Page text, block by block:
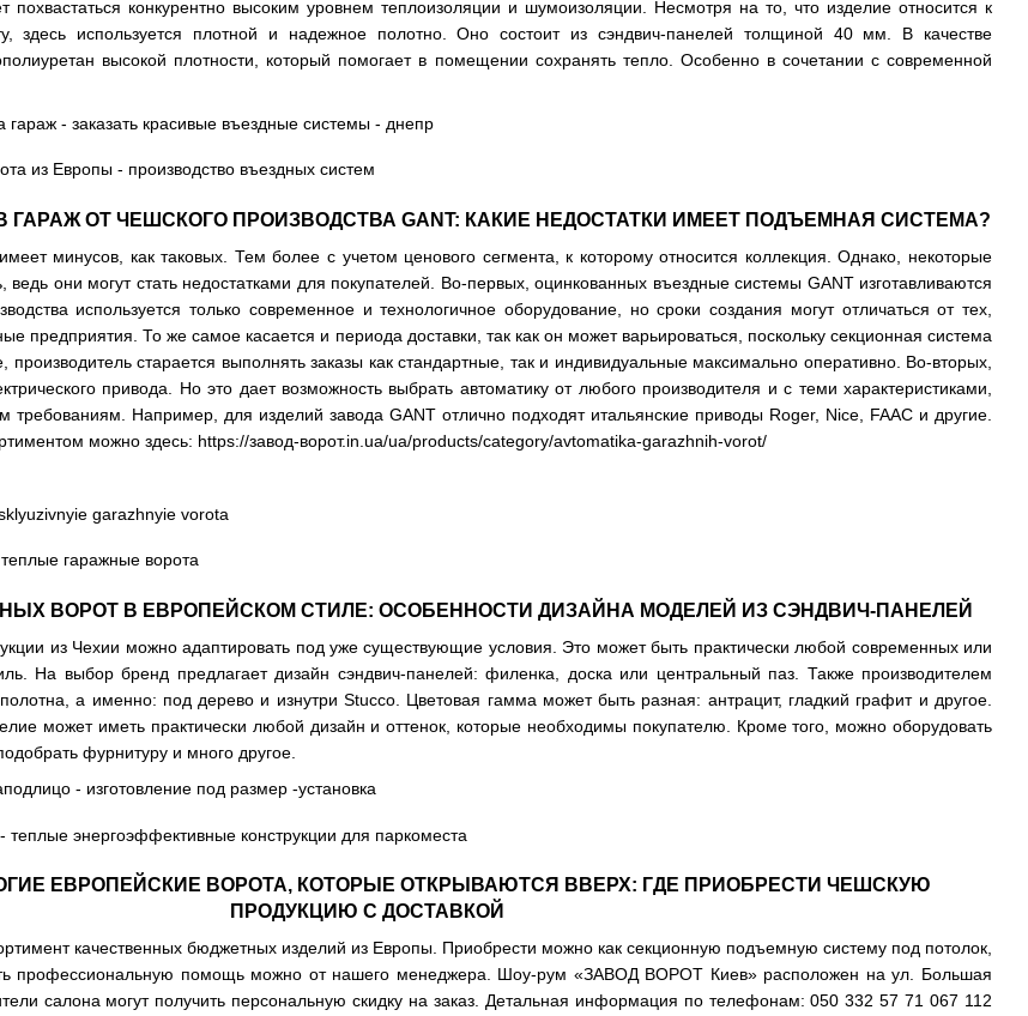
конкурентно высоким уровнем теплоизоляции и шумоизоляции. Несмотря на то, что изделие относится к
здесь используется плотной и надежное полотно. Оно состоит из сэндвич-панелей толщиной 40 мм. В качестве
высокой плотности, который помогает в помещении сохранять тепло. Особенно в сочетании с современной
ОТ ЧЕШСКОГО ПРОИЗВОДСТВА GANT: КАКИЕ НЕДОСТАТКИ ИМЕЕТ ПОДЪЕМНАЯ СИСТЕМА?
минусов, как таковых. Тем более с учетом ценового сегмента, к которому относится коллекция. Однако, некоторые
ведь они могут стать недостатками для покупателей. Во-первых, оцинкованных въездные системы GANT изготавливаются
используется только современное и технологичное оборудование, но сроки создания могут отличаться от тех,
предприятия. То же самое касается и периода доставки, так как он может варьироваться, поскольку секционная система
старается выполнять заказы как стандартные, так и индивидуальные максимально оперативно. Во-вторых,
привода. Но это дает возможность выбрать автоматику от любого производителя и с теми характеристиками,
Например, для изделий завода GANT отлично подходят итальянские приводы Roger, Nice, FAAC и другие.
можно здесь: https://завод-ворот.in.ua/ua/products/category/avtomatika-garazhnih-vorot/
ВОРОТ В ЕВРОПЕЙСКОМ СТИЛЕ: ОСОБЕННОСТИ ДИЗАЙНА МОДЕЛЕЙ ИЗ СЭНДВИЧ-ПАНЕЛЕЙ
из Чехии можно адаптировать под уже существующие условия. Это может быть практически любой современных или
На выбор бренд предлагает дизайн сэндвич-панелей: филенка, доска или центральный паз. Также производителем
полотна, а именно: под дерево и изнутри Stucco. Цветовая гамма может быть разная: антрацит, гладкий графит и другое.
может иметь практически любой дизайн и оттенок, которые необходимы покупателю. Кроме того, можно оборудовать
фурнитуру и много другое.
ЕВРОПЕЙСКИЕ ВОРОТА, КОТОРЫЕ ОТКРЫВАЮТСЯ ВВЕРХ: ГДЕ ПРИОБРЕСТИ ЧЕШСКУЮ
ПРОДУКЦИЮ С ДОСТАВКОЙ
качественных бюджетных изделий из Европы. Приобрести можно как секционную подъемную систему под потолок,
профессиональную помощь можно от нашего менеджера. Шоу-рум «ЗАВОД ВОРОТ Киев»расположен на ул. Большая
салона могут получить персональную скидку на заказ. Детальная информация по телефонам:050 332 57 71 067 112